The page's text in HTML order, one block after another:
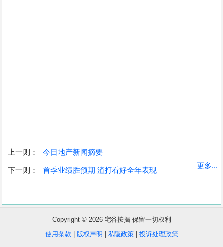
收
盘
上一则： 今日地产新闻摘要
下一则： 首季业绩胜预期 渣打看好全年表现
更多...
Copyright © 2026 宅谷按揭 保留一切权利
使用条款
版权声明 私隐政策| 投诉处理政策